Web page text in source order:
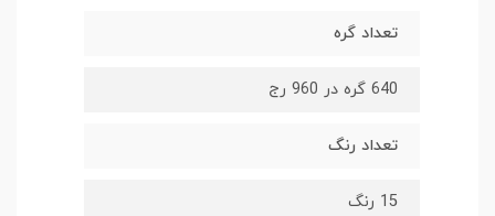
تعداد گره
640 گره در 960 رج
تعداد رنگ
15 رنگ